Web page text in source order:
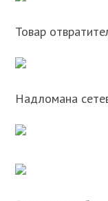
Товар
Надломана